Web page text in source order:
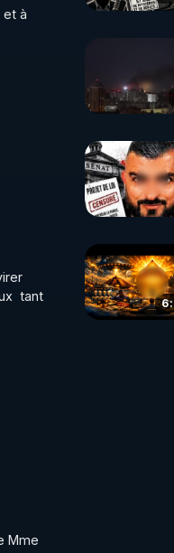
et à
tant
Mme